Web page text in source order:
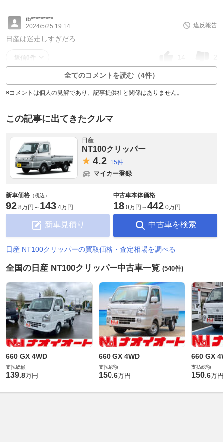
ib*********
2024/5/25 19:14
違反報告
日産は迷走しすぎだろ
返信0件 14
全てのコメントを読む（4件）
※コメントは個人の見解であり、記事提供社と関係はありません。
この記事に出てきたクルマ
日産
NT100クリッパー
4.2 15件
マイカー登録
新車価格 （税込）
92.8万円 ～ 143.4万円
新車見積り
中古車本体価格
18.0万円 ～442.0万円
中古車を検索
日産 NT100クリッパーの買取価格・査定相場を調べる
全国の日産 NT100クリッパー中古車一覧 (540件)
660 GX 4WD
支払総額
139.8万円
660 GX 4WD
支払総額
150.6万円
660 GX
支払総額
150.6万円